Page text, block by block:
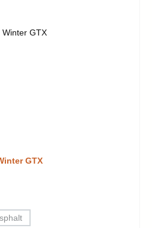
GTX
Option ist zurzeit nicht verfügbar.)